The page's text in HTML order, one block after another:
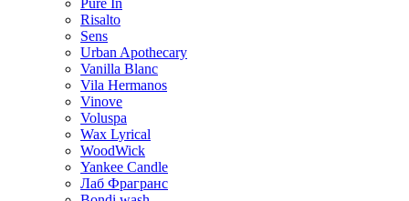
Pure In
Risalto
Sens
Urban Apothecary
Vanilla Blanc
Vila Hermanos
Vinove
Voluspa
Wax Lyrical
WoodWick
Yankee Candle
Лаб Фрагранс